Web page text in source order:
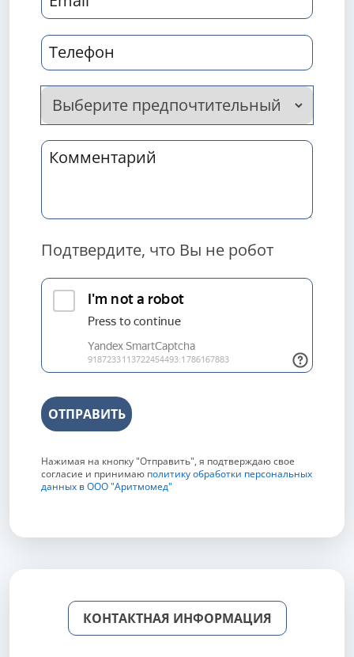
Подтвердите, что Вы не робот
ОТПРАВИТЬ
Нажимая на кнопку "Отправить", я подтверждаю свое
согласие и принимаю политику обработки персональных
данных в ООО "Аритмомед"
КОНТАКТНАЯ ИНФОРМАЦИЯ